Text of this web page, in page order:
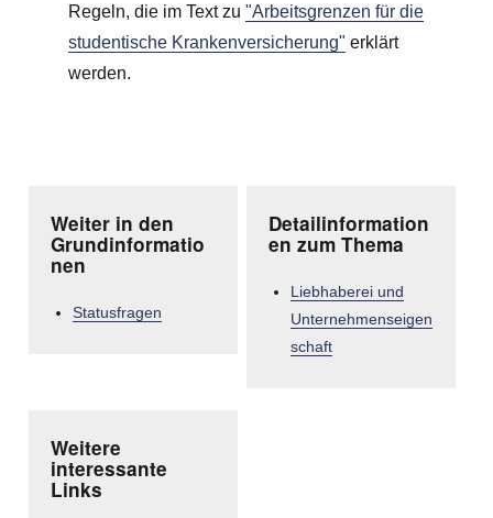
Regeln, die im Text zu"Arbeitsgrenzen für die
studentische Krankenversicherung" erklärt
werden.
Weiter in den
Grundinformatio
nen
Statusfragen
Detailinformation
en zum Thema
Liebhaberei und
Unternehmenseigen
schaft
Weitere
interessante
Links